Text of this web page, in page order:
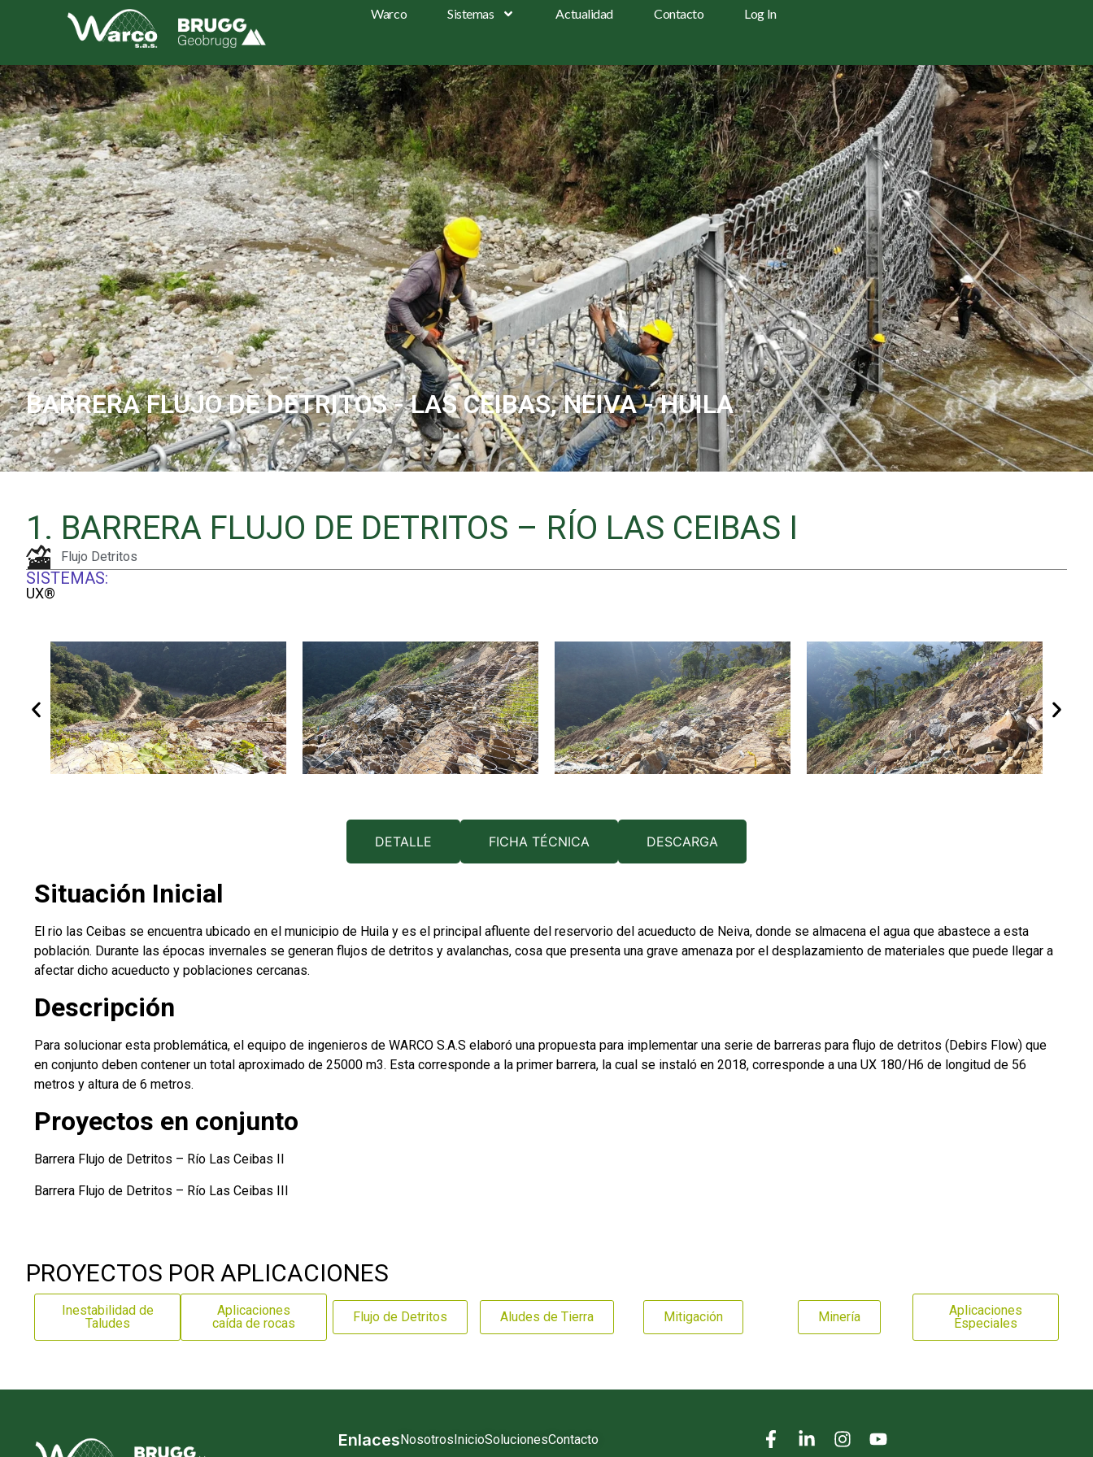
Warco Sistemas Actualidad Contacto Log In
BARRERA FLUJO DE DETRITOS - LAS CEIBAS, NEIVA - HUILA
1. BARRERA FLUJO DE DETRITOS – RÍO LAS CEIBAS I
Flujo Detritos
SISTEMAS:
UX®
DETALLE FICHA TÉCNICA DESCARGA
Situación Inicial
El rio las Ceibas se encuentra ubicado en el municipio de Huila y es el principal afluente del reservorio del acueducto de Neiva, donde se almacena el agua que abastece a esta
población. Durante las épocas invernales se generan flujos de detritos y avalanchas, cosa que presenta una grave amenaza por el desplazamiento de materiales que puede llegar a
afectar dicho acueducto y poblaciones cercanas.
Descripción
Para solucionar esta problemática, el equipo de ingenieros de WARCO S.A.S elaboró una propuesta para implementar una serie de barreras para flujo de detritos (Debirs Flow) que
en conjunto deben contener un total aproximado de 25000 m3. Esta corresponde a la primer barrera, la cual se instaló en 2018, corresponde a una UX 180/H6 de longitud de 56
metros y altura de 6 metros.
Proyectos en conjunto
Barrera Flujo de Detritos – Río Las Ceibas II
Barrera Flujo de Detritos – Río Las Ceibas III
PROYECTOS POR APLICACIONES
Inestabilidad de
Taludes
Aplicaciones
caída de rocas
Flujo de Detritos Aludes de Tierra Mitigación Minería
Aplicaciones
Especiales
Enlaces Nosotros InicioSolucionesContacto